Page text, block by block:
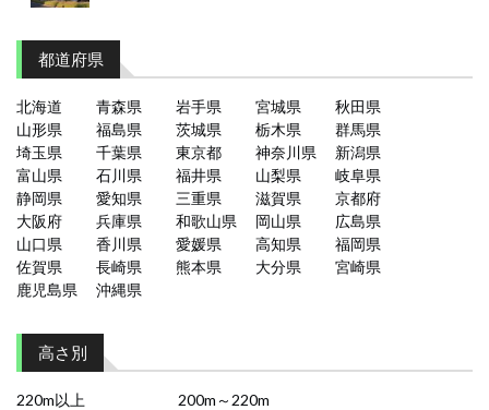
都道府県
北海道 青森県 岩手県 宮城県
秋田県
山形県
福島県 茨城県 栃木県
群馬県
埼玉県
千葉県 東京都 神奈川県
新潟県
富山県
石川県 福井県 山梨県
岐阜県
静岡県
愛知県 三重県 滋賀県
京都府
大阪府
兵庫県 和歌山県 岡山県
広島県
山口県
香川県 愛媛県 高知県
福岡県
佐賀県
長崎県 熊本県 大分県
宮崎県
鹿児島県
沖縄県
高さ別
220m以上
200m～220m